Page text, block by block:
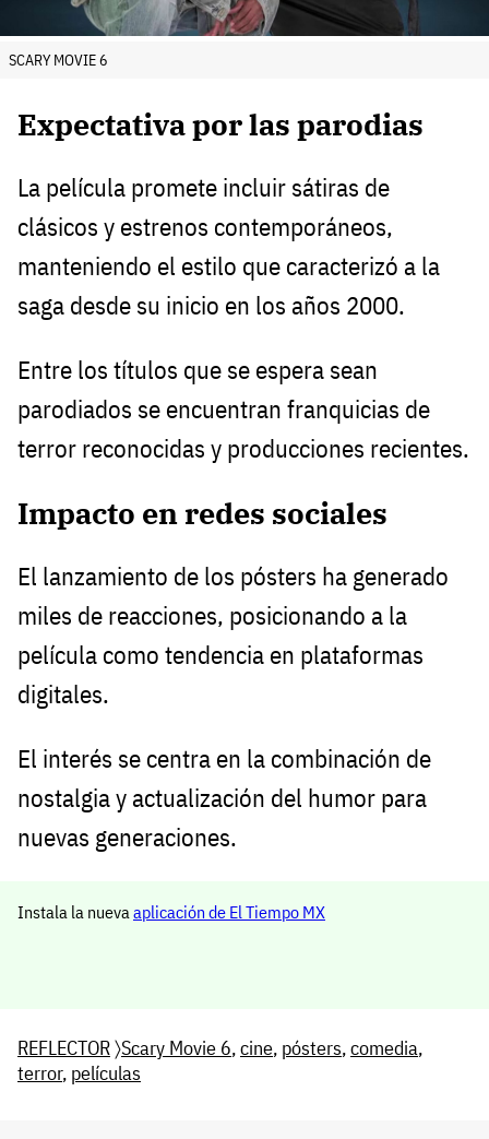
SCARY MOVIE 6
Expectativa por las parodias
La película promete incluir sátiras de
clásicos y estrenos contemporáneos,
manteniendo el estilo que caracterizó a la
saga desde su inicio en los años 2000.
Entre los títulos que se espera sean
parodiados se encuentran franquicias de
terror reconocidas y producciones recientes.
Impacto en redes sociales
El lanzamiento de los pósters ha generado
miles de reacciones, posicionando a la
película como tendencia en plataformas
digitales.
El interés se centra en la combinación de
nostalgia y actualización del humor para
nuevas generaciones.
Instala la nuevaaplicación de El Tiempo MX
REFLECTOR〉Scary Movie 6,cine, pósters,comedia,
terror, películas